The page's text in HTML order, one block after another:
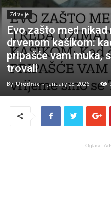
Zdravlje
Evo zašto med
drvenom kašikom:
pripašće vam muka,
trovali
By Urednik - January 28, 2026
Oglasi -